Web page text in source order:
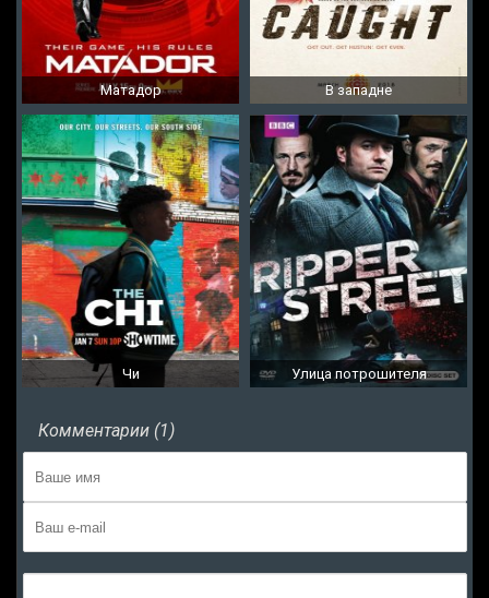
Матадор В западне
Чи Улица потрошителя
Комментарии (1)